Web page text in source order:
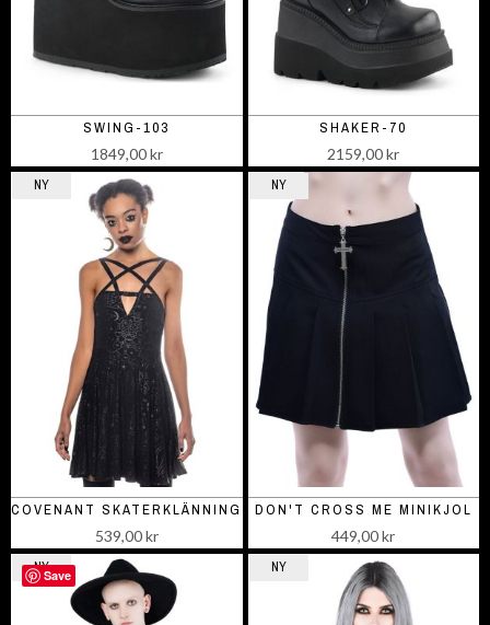
SWING-103
1849,00 kr
SHAKER-70
2159,00 kr
NY
COVENANT SKATERKLÄNNING
539,00 kr
NY
DON'T CROSS ME MINIKJOL
449,00 kr
NY NY
Save